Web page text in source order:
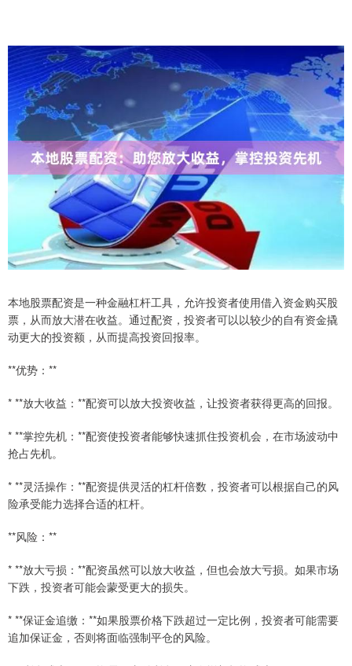
本地股票配资是一种金融杠杆工具，允许投资者使用借入资金购买股
票，从而放大潜在收益。通过配资，投资者可以以较少的自有资金撬
动更大的投资额，从而提高投资回报率。
**优势：**
* **放大收益：**配资可以放大投资收益，让投资者获得更高的回报。
* **掌控先机：**配资使投资者能够快速抓住投资机会，在市场波动中
抢占先机。
* **灵活操作：**配资提供灵活的杠杆倍数，投资者可以根据自己的风
险承受能力选择合适的杠杆。
**风险：**
* **放大亏损：**配资虽然可以放大收益，但也会放大亏损。如果市场
下跌，投资者可能会蒙受更大的损失。
* **保证金追缴：**如果股票价格下跌超过一定比例，投资者可能需要
追加保证金，否则将面临强制平仓的风险。